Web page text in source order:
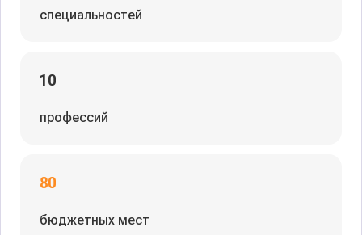
специальностей
10
профессий
80
бюджетных мест